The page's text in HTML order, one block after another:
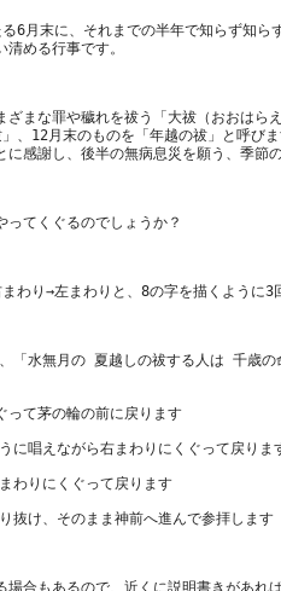
6月末に、それまでの半年で知らず知ら
ざまな罪や穢れを祓う「大祓（おおはら
、12月末のものを「年越の祓」と呼び